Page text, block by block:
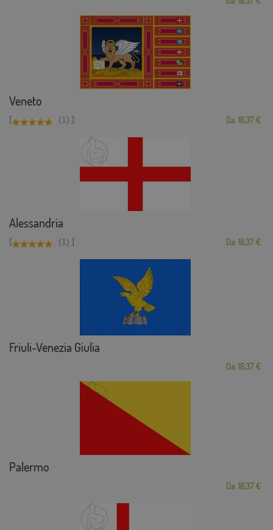
Veneto
[ (1) ] Da: 18,37 €
Alessandria
[ (1) ] Da: 18,37 €
Friuli-Venezia Giulia
Da: 18,37 €
Palermo
Da: 18,37 €